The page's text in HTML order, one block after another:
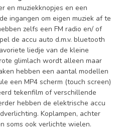
en muziekknopjes en een
ingangen om eigen muziek af te
zelfs een FM radio en/ of
de accu auto d.m.v. bluetooth
liedje van de kleine
glimlach wordt alleen maar
hebben een aantal modellen
een MP4 scherm (touch screen)
tekenfilm of verschillende
hebben de elektrische accu
Koplampen, achter
soms ook verlichte wielen.